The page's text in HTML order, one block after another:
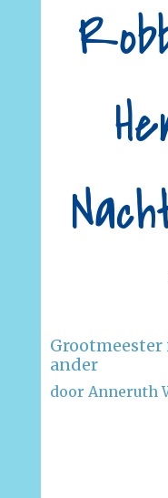
ander
door Anneruth